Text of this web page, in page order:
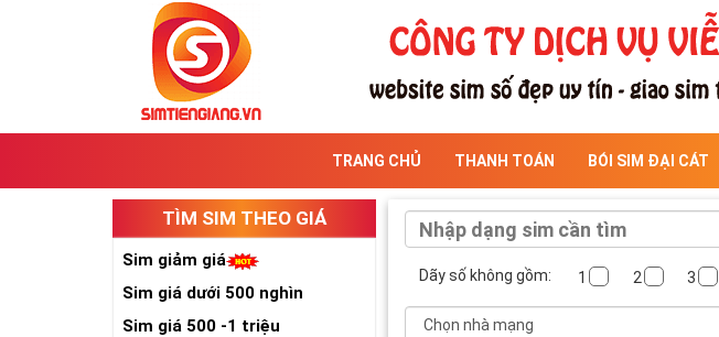
TRANG CHỦ THANH TOÁN BÓI SIM ĐẠI CÁT
TÌM SIM THEO GIÁ
Sim giảm giá
Sim giá dưới 500 nghìn
Sim giá 500 -1 triệu
Dãy số không gồm: 1 2 3